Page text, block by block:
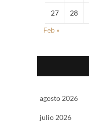
27 28
Feb »
agosto 2026
julio 2026